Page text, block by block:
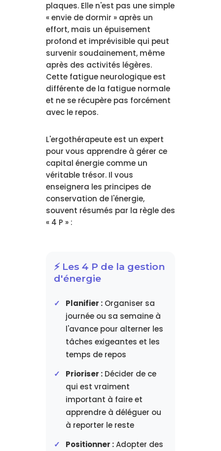
plaques. Elle n'est pas une simple
« envie de dormir » après un
effort, mais un épuisement
profond et imprévisible qui peut
survenir soudainement, même
après des activités légères.
Cette fatigue neurologique est
différente de la fatigue normale
et ne se récupère pas forcément
avec le repos.
L'ergothérapeute est un expert
pour vous apprendre à gérer ce
capital énergie comme un
véritable trésor. Il vous
enseignera les principes de
conservation de l'énergie,
souvent résumés par la règle des
« 4 P » :
⚡ Les 4 P de la gestion
d'énergie
Planifier :Organiser sa
journée ou sa semaine à
l'avance pour alterner les
tâches exigeantes et les
temps de repos
Prioriser :Décider de ce
qui est vraiment
important à faire et
apprendre à déléguer ou
à reporter le reste
Positionner :Adopter des